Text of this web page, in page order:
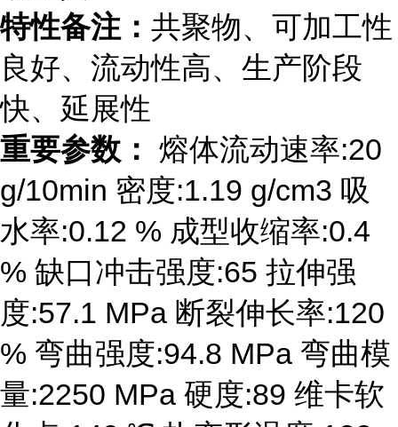
特性备注： 共聚物、可加工性
良好、流动性高、生产阶段
快、延展性
重要参数： 熔体流动速率:20
g/10min 密度:1.19 g/cm3 吸
水率:0.12 % 成型收缩率:0.4
% 缺口冲击强度:65 拉伸强
度:57.1 MPa 断裂伸长率:120
% 弯曲强度:94.8 MPa 弯曲模
量:2250 MPa 硬度:89 维卡软